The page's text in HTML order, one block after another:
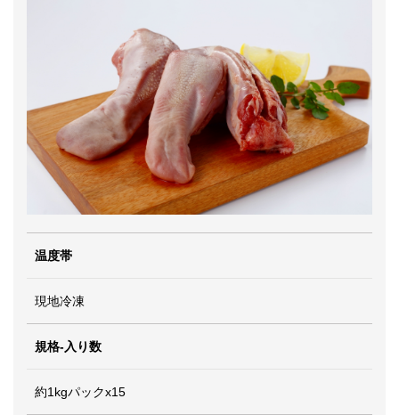
温度帯
現地冷凍
規格-入り数
約1kgパックx15